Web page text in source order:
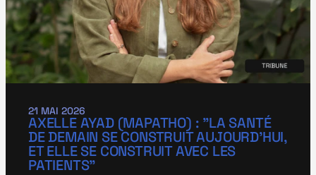
21 MAI 2026
AXELLE AYAD (MAPATHO) : "LA SANTÉ
DE DEMAIN SE CONSTRUIT AUJOURD’HUI,
ET ELLE SE CONSTRUIT AVEC LES
PATIENTS"